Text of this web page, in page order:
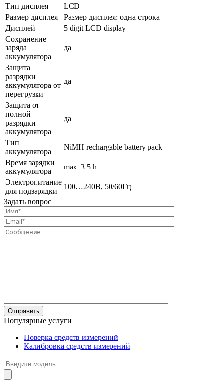
Тип дисплея
LCD
Размер дисплея
Размер дисплея: одна строка
Дисплей
5 digit LCD display
Сохранение
заряда
аккумулятора
да
Защита
разрядки
аккумулятора от
перегрузки
да
Защита от
полной
разрядки
аккумулятора
да
Тип
аккумулятора
NiMH rechargable battery pack
Время зарядки
аккумулятора
max. 3.5 h
Электропитание
для подзарядки
100…240В, 50/60Гц
Задать вопрос
Популярные услуги
Поверка средств измерений
Калибровка средств измерений